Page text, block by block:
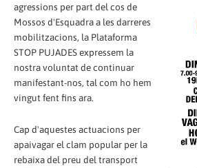
agressions per part del cos de
Mossos d'Esquadra a les darreres
mobilitzacions, la Plataforma
STOP PUJADES expressem la
nostra voluntat de continuar
manifestant-nos, tal com ho hem
vingut fent fins ara.
Cap d'aquestes actuacions per
apaivagar el clam popular per la
rebaixa del preu del transport